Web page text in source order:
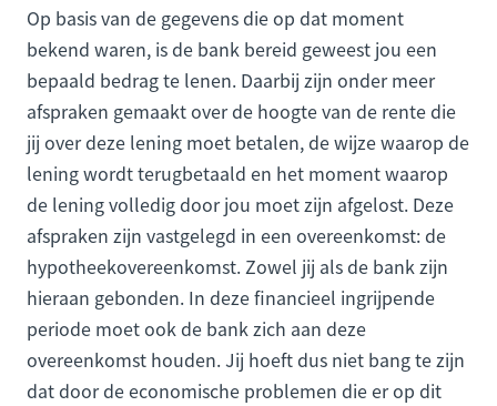
Op basis van de gegevens die op dat moment
bekend waren, is de bank bereid geweest jou een
bepaald bedrag te lenen. Daarbij zijn onder meer
afspraken gemaakt over de hoogte van de rente die
jij over deze lening moet betalen, de wijze waarop de
lening wordt terugbetaald en het moment waarop
de lening volledig door jou moet zijn afgelost. Deze
afspraken zijn vastgelegd in een overeenkomst: de
hypotheekovereenkomst. Zowel jij als de bank zijn
hieraan gebonden. In deze financieel ingrijpende
periode moet ook de bank zich aan deze
overeenkomst houden. Jij hoeft dus niet bang te zijn
dat door de economische problemen die er op dit